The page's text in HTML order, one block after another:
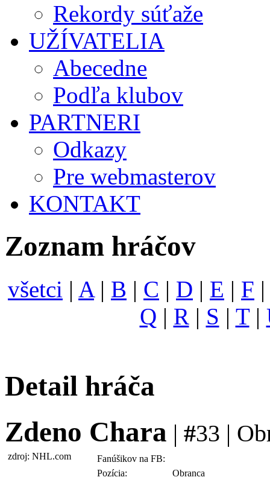
Rekordy súťaže
UŽÍVATELIA
Abecedne
Podľa klubov
PARTNERI
Odkazy
Pre webmasterov
KONTAKT
Zoznam hráčov
všetci | A| B | C | D | E | F
Q | R| S | T|
Detail hráča
Zdeno Chara | #33 |
zdroj: NHL.com
Fanúšikov na FB:
Pozícia:
Obranca